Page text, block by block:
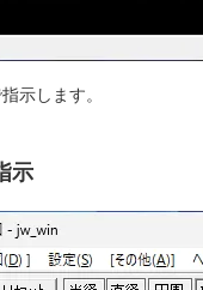
示します。
示